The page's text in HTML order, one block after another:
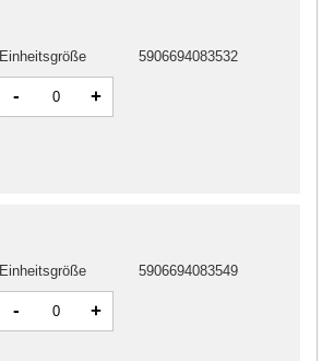
Einheitsgröße 5906694083532
- +
Einheitsgröße 5906694083549
- +